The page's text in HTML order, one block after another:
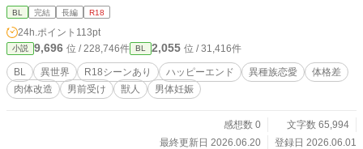
マタタビ！服の中で溢れるイヌハッカ！なぜか転ばしてくる
人を何とかなだめて村へ帰るも、村人からの裏切りに遭い、
人間社会と決別して遺跡へ戻ることを決意したヨルク。 しか
し、覚悟を決めて戻った彼を待っていたのは、規格外のデカ
ブツを受け入れるための、夜毎の過酷すぎる肉体拡張の快楽
地獄だった！ 執着系もふもふユキヒョウ獣人×男気猟師 白銀
※この作品には、「人外姦」「肉体改造」「肛門拡張」「異
物挿入」「男体妊娠・出産」「♡喘ぎ」「連続絶頂潮吹き」
BL 完結 長編 R18
24h.ポイント 113pt
小説 9,696 位 / 228,746件 BL 2,055 位 / 31,416件
BL 異世界 R18シーンあり ハッピーエンド 異種族恋愛
体格差
肉体改造
男前受け 獣人 男体妊娠
感想数 0
文字数 65,994
最終更新日 2026.06.20
登録日 2026.06.01